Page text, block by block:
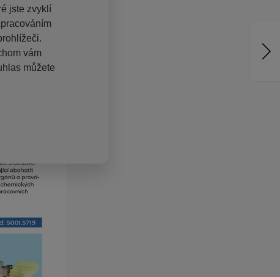
jste zvyklí
vám
můžete